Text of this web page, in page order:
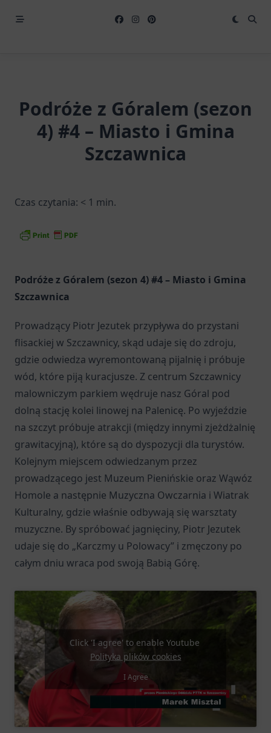
Podróże z Góralem (sezon
4) #4 – Miasto i Gmina
Szczawnica
Czas czytania: < 1 min.
Podróże z Góralem (sezon 4) #4 – Miasto i Gmina
Szczawnica
Prowadzący Piotr Jezutek przypływa do przystani
flisackiej w Szczawnicy, skąd udaje się do zdroju,
gdzie odwiedza wyremontowaną pijalnię i próbuje
wód, które piją kuracjusze. Z centrum Szczawnicy
malowniczym parkiem wędruje nasz Góral pod
dolną stację kolei linowej na Palenicę. Po wyjeździe
na szczyt próbuje atrakcji (między innymi zjeżdżalnię
grawitacyjną), które są do dyspozycji dla turystów.
Kolejnym miejscem odwiedzanym przez
prowadzącego jest Muzeum Pienińskie oraz Wąwóz
Homole a następnie Muzyczna Owczarnia i Wiatrak
Kulturalny, gdzie właśnie odbywają się warsztaty
muzyczne. By spróbować jagnięciny, Piotr Jezutek
udaje się do „Karczmy u Polowacy” i zmęczony po
całym dniu wraca pod swoją Babią Górę.
Click 'I agree' to enable Youtube
Polityka plików cookies
I Agree